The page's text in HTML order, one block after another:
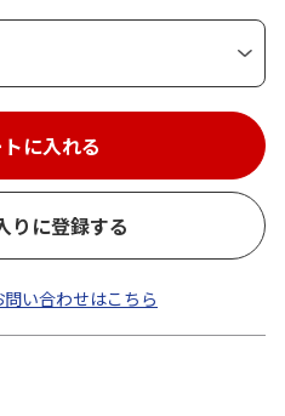
に入れる
りに登録する
い合わせはこちら